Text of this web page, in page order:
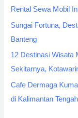
Rental Sewa Mobil
Sungai Fortuna,
Banteng
12 Destinasi Wisata
Sekitarnya,
Cafe Dermaga
di Kalimantan Tengah